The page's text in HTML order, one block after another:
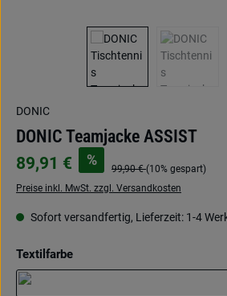
DONIC
DONIC Teamjacke ASSIST
89,91 € %
99,90 €(10% gespart)
Preise inkl. MwSt. zzgl. Versandkosten
Sofort versandfertig, Lieferzeit: 1-4
Textilfarbeauswählen